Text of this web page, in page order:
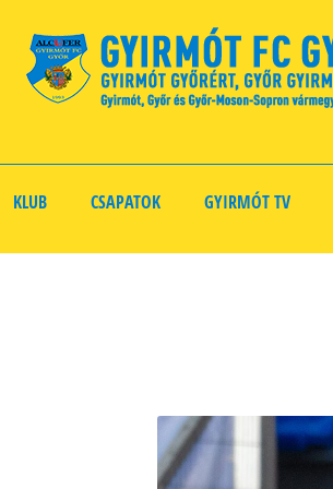
KLUB CSAPATOK GYIRMÓT TV